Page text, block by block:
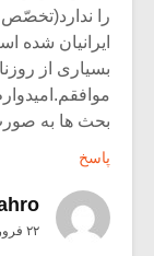
را ندارد(تخصّص
ایرانیان شده
بسیاری از
بحث ها به
پاسخ
۲۲ فروردین ۱۳۹۳ در ۵:۱۱ ب٫ظ